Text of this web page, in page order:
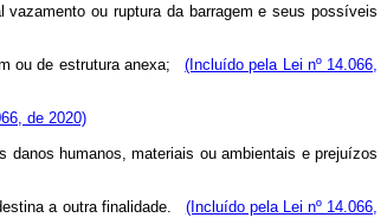
vazamento ou ruptura da barragem e seus possíveis
ou de estrutura anexa;(Incluído pela Lei nº 14.066,
de 2020)
humanos, materiais ou ambientais e prejuízos
a outra finalidade. (Incluído pela Lei nº 14.066,